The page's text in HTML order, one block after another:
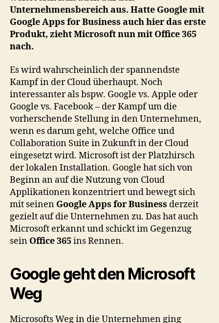
in
der
Business
Unternehmensbereich aus. Hatte Google mit
Google Apps for Business auch hier das erste
Produkt, zieht Microsoft nun mit Office 365
nach.
Es wird wahrscheinlich der spannendste
Kampf in der Cloud überhaupt. Noch
interessanter als bspw. Google vs. Apple oder
Google vs. Facebook – der Kampf um die
vorherschende Stellung in den Unternehmen,
wenn es darum geht, welche Office und
Collaboration Suite in Zukunft in der Cloud
eingesetzt wird. Microsoft ist der Platzhirsch
der lokalen Installation. Google hat sich von
Beginn an auf die Nutzung von Cloud
Applikationen konzentriert und bewegt sich
mit seinen Google Apps for Business derzeit
gezielt auf die Unternehmen zu. Das hat auch
Microsoft erkannt und schickt im Gegenzug
sein Office 365 ins Rennen.
Google geht den Microsoft
Weg
Microsofts Weg in die Unternehmen ging